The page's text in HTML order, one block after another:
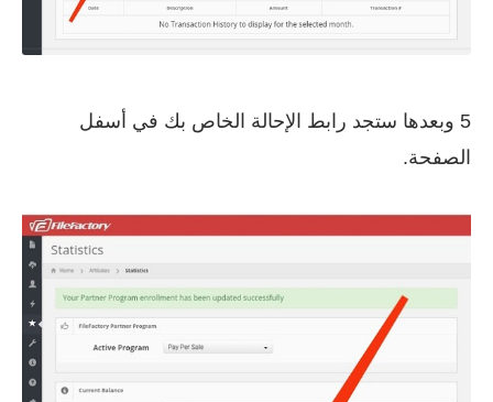
5 وبعدها ستجد رابط الإحالة الخاص بك في أسفل
الصفحة.